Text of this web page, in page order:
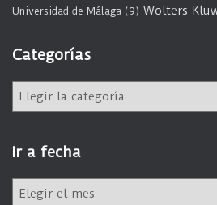
Universidad de Málaga (9) Wolters
Categorías
e
g
o
Ir a fecha